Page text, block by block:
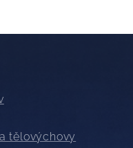
tělovýchovy